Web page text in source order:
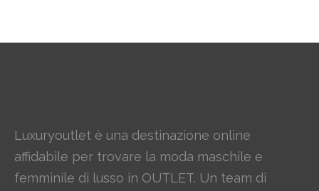
Luxuryoutlet è una destinazione online
affidabile per trovare la moda maschile e
femminile di lusso in OUTLET. Un team di